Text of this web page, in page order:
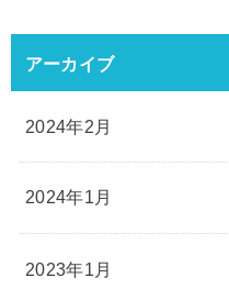
アーカイブ
2024年2月
2024年1月
2023年1月